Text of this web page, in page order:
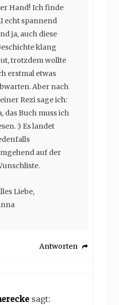
Hand! Ich finde
echt spannend
ja, auch diese
klang
trotzdem wollte
erstmal etwas
Aber nach
Rezi sage ich:
das Buch muss ich
:) Es landet
auf der
Liebe,
Antworten
sagt: